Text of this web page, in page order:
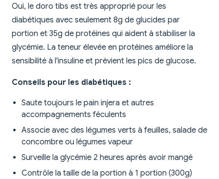
Oui, le doro tibs est très approprié pour les
diabétiques avec seulement 8g de glucides par
portion et 35g de protéines qui aident à stabiliser la
glycémie. La teneur élevée en protéines améliore la
sensibilité à l'insuline et prévient les pics de glucose.
Conseils pour les diabétiques :
Saute toujours le pain injera et autres
accompagnements féculents
Associe avec des légumes verts à feuilles, salade de
concombre ou légumes vapeur
Surveille la glycémie 2 heures après avoir mangé
Contrôle la taille de la portion à 1 portion (300g)